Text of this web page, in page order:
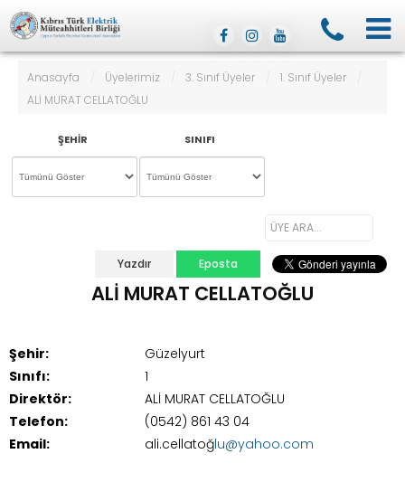
Anasayfa / Üyelerimiz / 3. Sınıf Üyeler / 1. Sınıf Üyeler
/
ALİ MURAT CELLATOĞLU
ŞEHIR SINIFI
Yazdır Eposta
ALİ MURAT CELLATOĞLU
Şehir:
Güzelyurt
Sınıfı:
1
Direktör:
ALİ MURAT CELLATOĞLU
Telefon:
(0542) 861 43 04
Email:
ali.cellatoğlu@yahoo.com